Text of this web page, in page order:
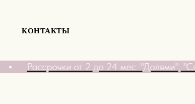
КОНТАКТЫ
Рассрочки от 2 до 24 мес. "Долями",